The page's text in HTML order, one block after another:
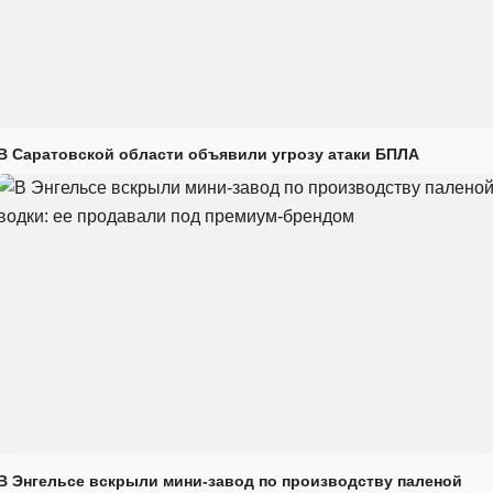
Саратовской области объявили угрозу атаки БПЛА
Энгельсе вскрыли мини-завод по производству паленой